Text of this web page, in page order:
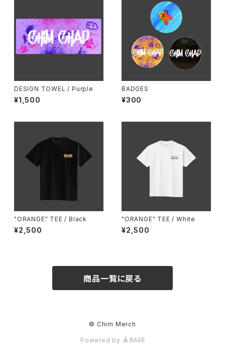
DESIGN TOWEL / Purple
¥1,500
BADGES
¥300
"ORANGE" TEE / Black
¥2,500
"ORANGE" TEE / White
¥2,500
商品一覧に戻る
© Chim Merch
Powered by